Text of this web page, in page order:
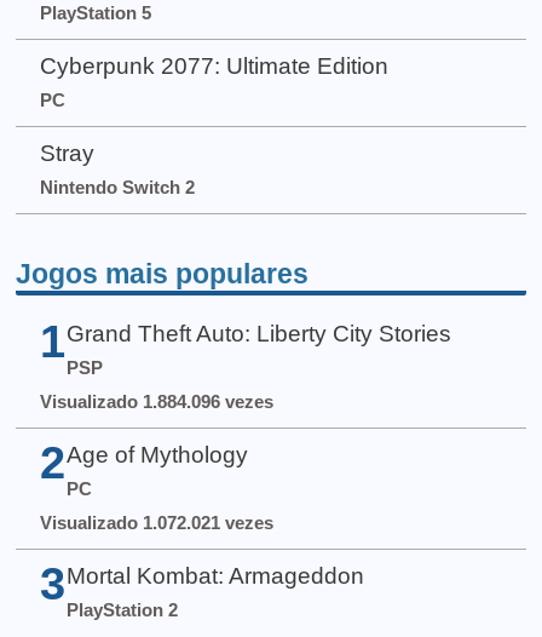
PlayStation 5
Cyberpunk 2077: Ultimate Edition
PC
Stray
Nintendo Switch 2
Jogos mais populares
1 Grand Theft Auto: Liberty City Stories
PSP
Visualizado 1.884.096 vezes
2 Age of Mythology
PC
Visualizado 1.072.021 vezes
3 Mortal Kombat: Armageddon
PlayStation 2